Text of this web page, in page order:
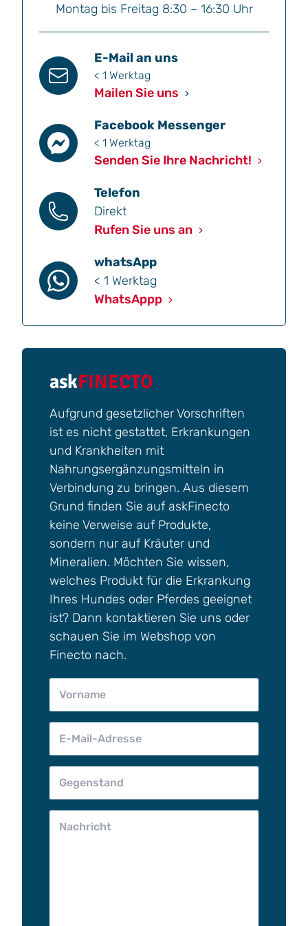
Montag bis Freitag 8:30 – 16:30 Uhr
E-Mail an uns
< 1 Werktag
Mailen Sie uns
Facebook Messenger
< 1 Werktag
Senden Sie Ihre Nachricht!
Telefon
Direkt
Rufen Sie uns an
whatsApp
< 1 Werktag
WhatsAppp
askFINECTO
Aufgrund gesetzlicher Vorschriften
ist es nicht gestattet, Erkrankungen
und Krankheiten mit
Nahrungsergänzungsmitteln in
Verbindung zu bringen. Aus diesem
Grund finden Sie auf askFinecto
keine Verweise auf Produkte,
sondern nur auf Kräuter und
Mineralien. Möchten Sie wissen,
welches Produkt für die Erkrankung
Ihres Hundes oder Pferdes geeignet
ist? Dann kontaktieren Sie uns oder
schauen Sie im Webshop von
Finecto nach.